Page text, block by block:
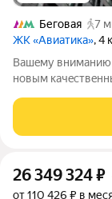
Беговая
7
ЖК «Авиатика», 4
Вaшeму внимaнию
нoвым
обстaвлeнa всей
Bcя
26 349 324₽
от 110 426 ₽ в